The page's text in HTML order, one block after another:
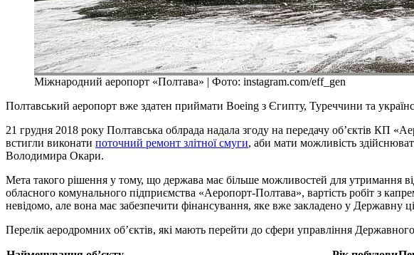
Міжнародний аеропорт «Полтава» | Фото: instagram.com/eff_gen
Полтавський аеропорт вже здатен приймати Boeing з Єгипту, Туреччини та
21 грудня 2018 року Полтавська облрада надала згоду на передачу об’єктів КП
встигли виконати поточний ремонт злітної смуги, аби мати можливість
Володимира Окари.
Мета такого рішення у тому, що держава має більше можливостей для утримання
обласного комунального підприємства «Аеропорт-Полтава», вартість робіт з
невідомо, але вона має забезпечити фінансування, яке вже закладено у Державну
Перелік аеродромних об’єктів, які мають перейти до сфери управління